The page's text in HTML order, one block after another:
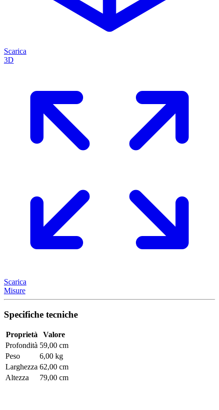
Scarica
3D
Scarica
Misure
Specifiche tecniche
Proprietà
Valore
Profondità 59,00 cm
Peso
6,00 kg
Larghezza 62,00 cm
Altezza
79,00 cm